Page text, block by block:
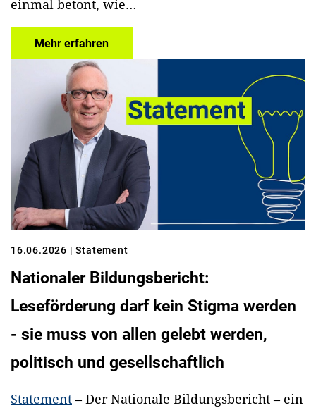
einmal betont, wie…
Mehr erfahren
16.06.2026 | Statement
Nationaler Bildungsbericht:
Leseförderung darf kein Stigma werden
- sie muss von allen gelebt werden,
politisch und gesellschaftlich
Statement– Der Nationale Bildungsbericht – ein